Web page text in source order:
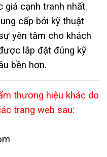
giá cạnh tranh nhất.
cấp bởi kỹ thuật
yên tâm cho khách
lắp đặt đúng kỹ
bền hơn.
thương hiệu khác do
trang web sau: